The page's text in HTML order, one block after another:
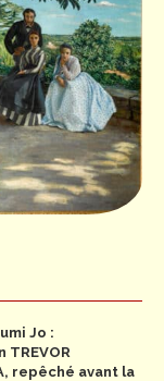
Jo :
TREVOR
repêché avant la